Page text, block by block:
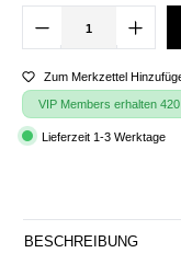
Zum Merkzettel
VIP Members erhalten
Lieferzeit 1-3 Werktage
BESCHREIBUNG